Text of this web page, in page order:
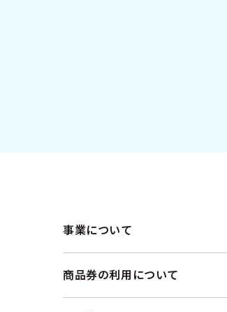
事業について
商品券の利用について